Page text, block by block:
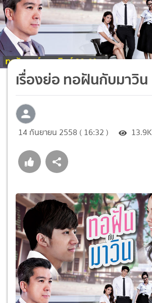
เรื่องย่อ ทอฝันกับมาวิน
14 กันยายน 2558 ( 16:32 ) 13.9K